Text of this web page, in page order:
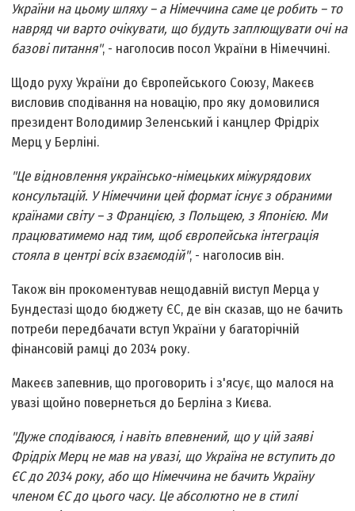
України на цьому шляху – а Німеччина саме це робить – то
навряд чи варто очікувати, що будуть заплющувати очі на
базові питання", - наголосив посол України в Німеччині.
Щодо руху України до Європейського Союзу, Макеєв
висловив сподівання на новацію, про яку домовилися
президент Володимир Зеленський і канцлер Фрідріх
Мерц у Берліні.
"Це відновлення українсько-німецьких міжурядових
консультацій. У Німеччини цей формат існує з обраними
країнами світу – з Францією, з Польщею, з Японією. Ми
працюватимемо над тим, щоб європейська інтеграція
стояла в центрі всіх взаємодій", - наголосив він.
Також він прокоментував нещодавній виступ Мерца у
Бундестазі щодо бюджету ЄС, де він сказав, що не бачить
потреби передбачати вступ України у багаторічній
фінансовій рамці до 2034 року.
Макеєв запевнив, що проговорить і з'ясує, що малося на
увазі щойно повернеться до Берліна з Києва.
"Дуже сподіваюся, і навіть впевнений, що у цій заяві
Фрідріх Мерц не мав на увазі, що Україна не вступить до
ЄС до 2034 року, або що Німеччина не бачить Україну
членом ЄС до цього часу. Це абсолютно не в стилі